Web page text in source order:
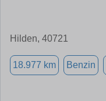
Hilden, 40721
18.977 km Benzin